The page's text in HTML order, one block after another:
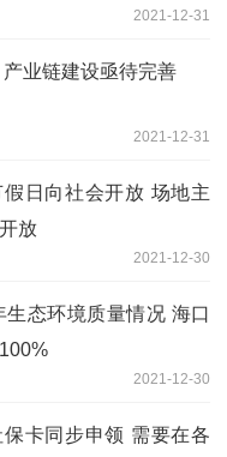
2021-12-31
业链建设亟待完善
2021-12-31
日向社会开放 场地主
放
2021-12-30
态环境质量情况 海口
2021-12-30
卡同步申领 需要在各